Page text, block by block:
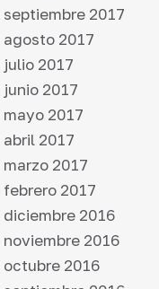
septiembre 2017
agosto 2017
julio 2017
junio 2017
mayo 2017
abril 2017
marzo 2017
febrero 2017
diciembre 2016
noviembre 2016
octubre 2016